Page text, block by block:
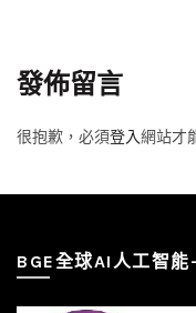
發佈留言
很抱歉，必須登入網站才
BGE全球AI人工智